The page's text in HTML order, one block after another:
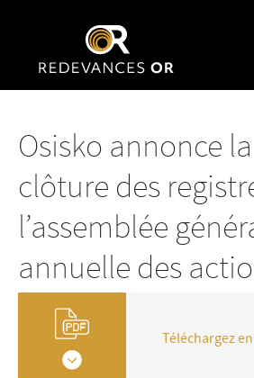
Osisko annonce
clôture des
l’assemblée
annuelle des
Téléchargez